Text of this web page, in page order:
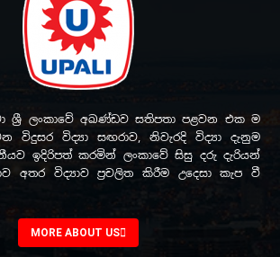
ශ්‍රී ලංකාවේ අඛණ්ඩව සතිපතා පළවන එක ම
විදුසර විද්‍යා සඟරාව, නිවැරදි විද්‍යා දැනුම
ඉදිරිපත් කරමින් ලංකාවේ සිසු දරු දැරියන්
අතර විද්‍යාව ප්‍රචලිත කිරීම උදෙසා කැප වී
MORE ABOUT US